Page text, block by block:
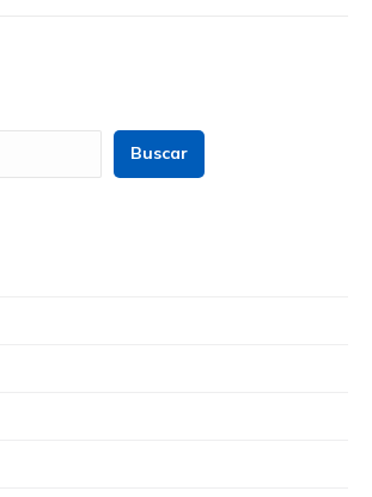
Buscar